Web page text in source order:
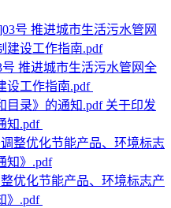
推进城市生活污水管网全
设工作指南.pdf
关于印发
知.pdf
优化节能产品、环境标志产
》.pdf